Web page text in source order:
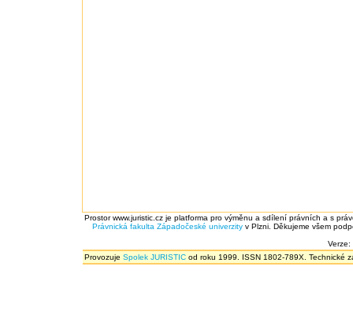
Prostor www.juristic.cz je platforma pro výměnu a sdílení právních a s
Právnická fakulta Západočeské univerzity v Plzni. Děkujeme všem
Verze:
Provozuje Spolek JURISTIC od roku 1999. ISSN 1802-789X. Technické